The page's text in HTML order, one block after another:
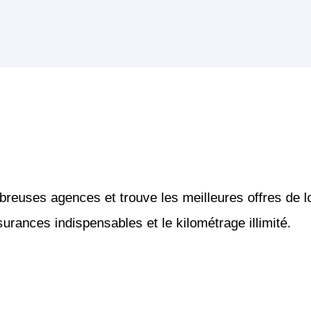
agences et trouve les meilleures offres de
indispensables et le kilométrage illimité.